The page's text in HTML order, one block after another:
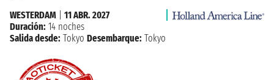
WESTERDAM
11 ABR. 2027
Duración: 14 noches
Salida desde: Tokyo Desembarque: Tokyo